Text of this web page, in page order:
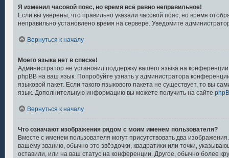
Я изменил часовой пояс, но время всё равно неправильное!
Если вы уверены, что правильно указали часовой пояс, но время
неправильно установлено время на сервере. Уведомите
Вернуться к началу
Моего языка нет в списке!
Администратор не установил поддержку вашего языка на
phpBB на ваш язык. Попробуйте узнать у администратора
языковой пакет. Если такого языкового пакета не существует, то вы
язык. Дополнительную информацию вы можете получить на сайте
Вернуться к началу
Что означают изображения рядом с моим именем пользователя?
Вместе с именем пользователя могут присутствовать два
вашему званию, обычно это звёздочки, квадратики или точки,
оставили, или на ваш статус на конференции. Другое, обычно более